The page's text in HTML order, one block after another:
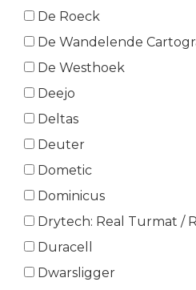
De Roeck
De Wandelende
De Westhoek
Deejo
Deltas
Deuter
Dometic
Dominicus
Drytech: Real Turmat /
Duracell
Dwarsligger